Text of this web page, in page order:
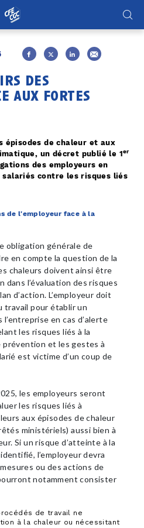
des
aux fortes
épisodes de chaleur et aux
un décret publié le 1er
des employeurs en
contre les risques liés
de l'employeur face à la
obligation générale de
en compte la question de la
chaleurs doivent ainsi être
dans l’évaluation des risques
d’action. L’employeur doit
travail pour établir un
en cas d’alerte
les risques liés à la
prévention et les gestes à
est victime d’un coup de
les employeurs seront
les risques liés à
aux épisodes de chaleur
ministériels) aussi bien à
Si un risque d’atteinte à la
l’employeur devra
ou des actions de
notamment consister
de travail ne
à la chaleur ou nécessitant